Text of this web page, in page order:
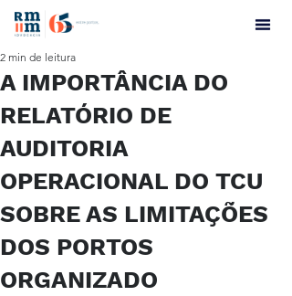
A IMPORTÂNCIA DO
RELATÓRIO DE
AUDITORIA
OPERACIONAL DO TCU
SOBRE AS LIMITAÇÕES
DOS PORTOS
ORGANIZADO
2 min de leitura